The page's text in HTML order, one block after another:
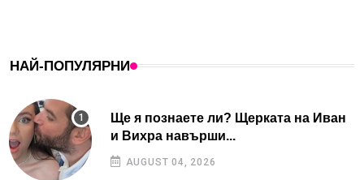
НАЙ-ПОПУЛЯРНИ
Ще я познаете ли? Щерката на Иван
и Вихра навърши...
AUGUST 04, 2026